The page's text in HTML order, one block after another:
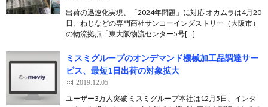
出荷の迅速化実現、「2024年問題」に対応 オカムラは4月20
日、ねじなどの専門商社サンコーインダストリー（大阪市）
の物流拠点「東大阪物流センター5号[…]
ミスミグループのオンデマンド機械加工品調達サー
ビス、最短1日出荷の対象拡大
2019.12.05
ユーザー3万人突破 ミスミグループ本社は12月5日、インタ